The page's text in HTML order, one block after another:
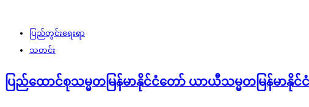
ပြည်တွင်းရေးရာ
သတင်း
ပြည်ထောင်စုသမ္မတမြန်မာနိုင်ငံတော် ယာယီသမ္မတမြန်မ